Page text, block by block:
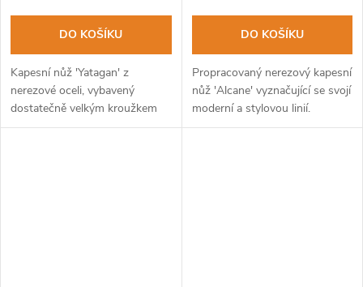
DO KOŠÍKU
Kapesní nůž 'Yatagan' z
nerezové oceli, vybavený
dostatečně velkým kroužkem
na přichycení k jakékoli části
DO KOŠÍKU
Propracovaný nerezový kapesní
nůž 'Alcane' vyznačující se svojí
moderní a stylovou linií.